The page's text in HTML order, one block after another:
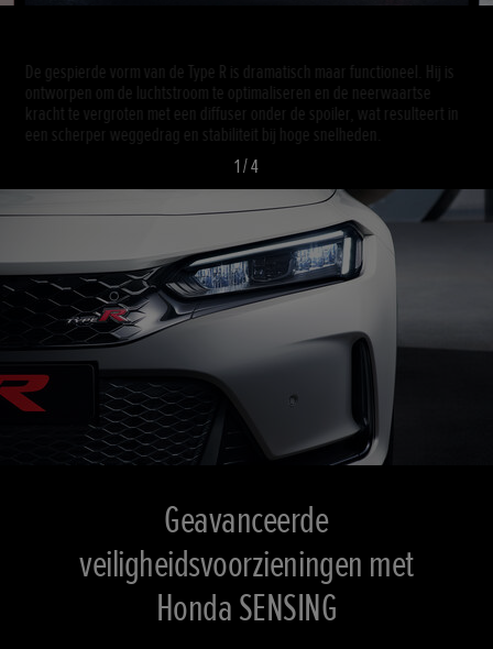
De gespierde vorm van de Type R is dramatisch maar functioneel. Hij is
ontworpen om de luchtstroom te optimaliseren en de neerwaartse
kracht te vergroten met een diffuser onder de spoiler, wat resulteert in
een scherper weggedrag en stabiliteit bij hoge snelheden.
1/4
Geavanceerde
veiligheidsvoorzieningen met
Honda SENSING